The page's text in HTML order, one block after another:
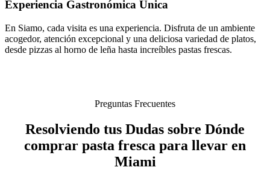
Experiencia Gastronómica Única
En Siamo, cada visita es una experiencia. Disfruta de un ambiente
acogedor, atención excepcional y una deliciosa variedad de platos,
desde pizzas al horno de leña hasta increíbles pastas frescas.
Preguntas Frecuentes
Resolviendo tus Dudas sobre Dónde
comprar pasta fresca para llevar en
Miami